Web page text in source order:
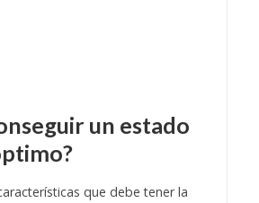
un estado
que debe tener la